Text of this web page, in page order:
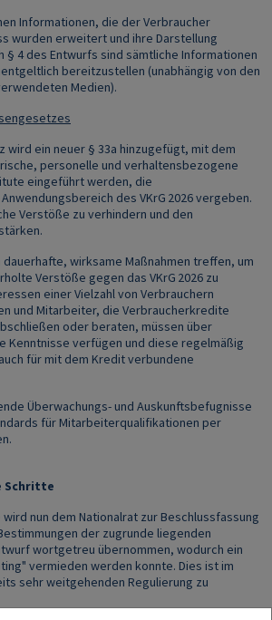
Informationen, die der Verbraucher
wurden erweitert und ihre Darstellung
§ 4 des Entwurfs sind sämtliche Informationen
bereitzustellen (unabhängig von den
Medien).
wird ein neuer § 33a hinzugefügt, mit dem
personelle und verhaltensbezogene
eingeführt werden, die
des VKrG 2026 vergeben.
Verstöße zu verhindern und den
wirksame Maßnahmen treffen, um
Verstöße gegen das VKrG 2026 zu
einer Vielzahl von Verbrauchern
und Mitarbeiter, die Verbraucherkredite
oder beraten, müssen über
Kenntnisse verfügen und diese regelmäßig
für mit dem Kredit verbundene
Überwachungs‑ und Auskunftsbefugnisse
für Mitarbeiterqualifikationen per
Schritte
nun dem Nationalrat zur Beschlussfassung
der zugrunde liegenden
wortgetreu übernommen, wodurch ein
vermieden werden konnte. Dies ist im
sehr weitgehenden Regulierung zu